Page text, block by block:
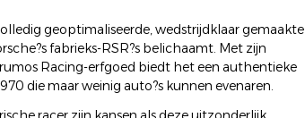
geoptimaliseerde, wedstrijdklaar gemaakte
fabrieks-RSR?s belichaamt. Met zijn
Racing-erfgoed biedt het een authentieke
die maar weinig auto?s kunnen evenaren.